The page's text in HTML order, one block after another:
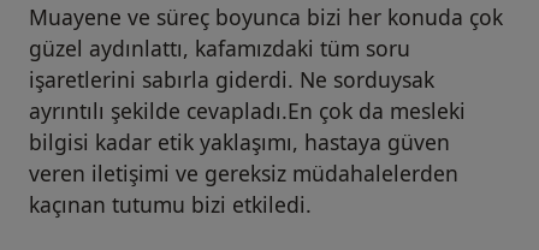
Muayene ve süreç boyunca bizi her konuda çok
güzel aydınlattı, kafamızdaki tüm soru
işaretlerini sabırla giderdi. Ne sorduysak
ayrıntılı şekilde cevapladı.En çok da mesleki
bilgisi kadar etik yaklaşımı, hastaya güven
veren iletişimi ve gereksiz müdahalelerden
kaçınan tutumu bizi etkiledi.